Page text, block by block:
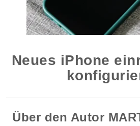
Neues iPhone
Über den Autor